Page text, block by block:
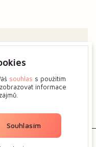
vědět a ukážeme
souhlas s použitím
informace
Souhlasím